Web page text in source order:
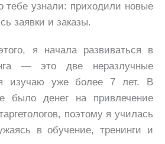
тебе узнали: приходили новые
заявки и заказы.
я начала развиваться в
— это две неразлучные
изучаю уже более 7 лет. В
было денег на привлечение
поэтому я училась
в обучение, тренинги и